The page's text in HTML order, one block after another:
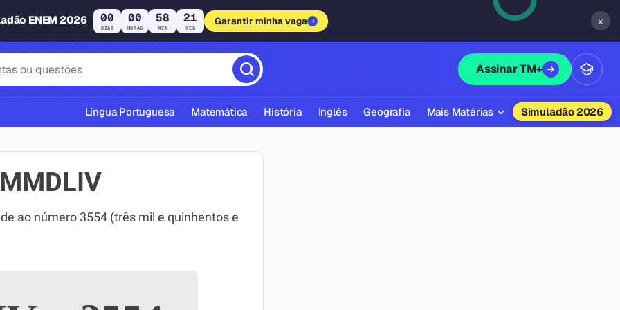
ENEM 2026 00
DIAS
00
HORAS
58
MIN
21
SEG
Garantir minha vaga ×
Assinar TM+
ABNT
Língua Portuguesa Matemática História Inglês Geografia Mais Matérias Simuladão 2026
ao número 3554 (três mil e quinhentos e